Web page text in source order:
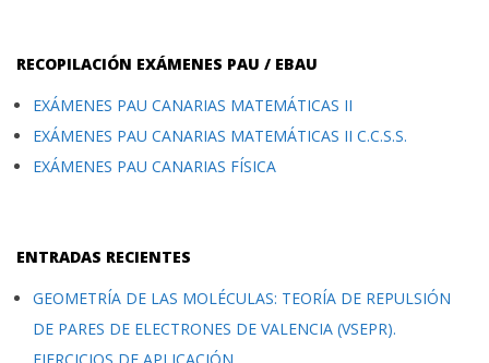
RECOPILACIÓN EXÁMENES PAU / EBAU
EXÁMENES PAU CANARIAS MATEMÁTICAS II
EXÁMENES PAU CANARIAS MATEMÁTICAS II C.C.S.S.
EXÁMENES PAU CANARIAS FÍSICA
ENTRADAS RECIENTES
GEOMETRÍA DE LAS MOLÉCULAS: TEORÍA DE REPULSIÓN
DE PARES DE ELECTRONES DE VALENCIA (VSEPR).
EJERCICIOS DE APLICACIÓN.